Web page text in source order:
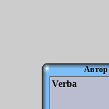
Автор
Verba